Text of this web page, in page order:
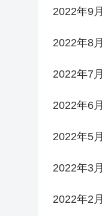
2022年9月
2022年8月
2022年7月
2022年6月
2022年5月
2022年3月
2022年2月